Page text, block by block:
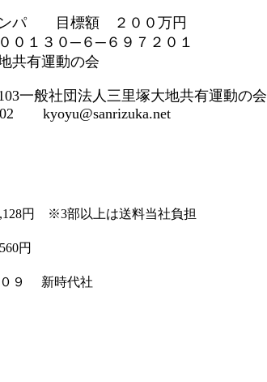
ンパ 目標額 ２００万円
１３０─６─６９７２０１
共有運動の会
一般社団法人三里塚大地共有運動の会
kyoyu@sanrizuka.net
円 ※3部以上は送料当社負担
円
０９ 新時代社